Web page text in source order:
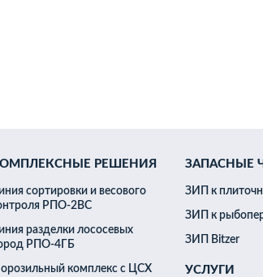
РЕШЕНИЯ
сортировки и весового
РПО-2ВС
разделки лососевых
РПО-4ГБ
комплекс с ЦСХ
ЗАПАСНЫЕ
ЗИП к
ЗИП к
ЗИП Bitzer
УСЛУГИ